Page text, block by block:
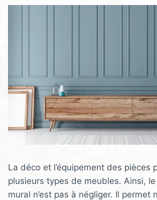
La déco et l’équipement des pièces
plusieurs types de meubles. Ainsi,
mural n’est pas à négliger. Il permet